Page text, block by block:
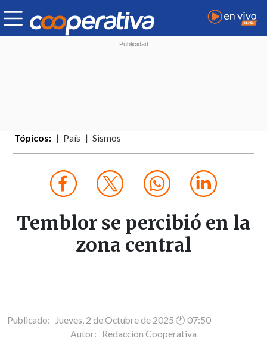
Tópicos: País Sismos
Temblor se percibió en la
zona central
Publicado: Jueves, 2 de Octubre de 2025 🕐 07:50
Autor: Redacción Cooperativa